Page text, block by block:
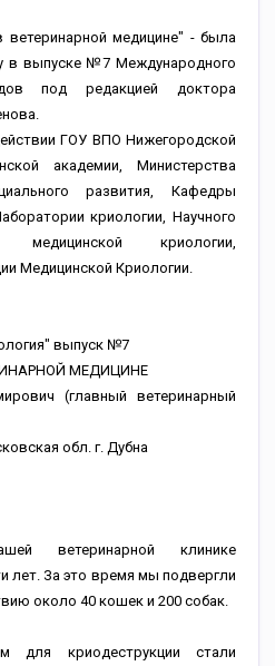
ветеринарной медицине" - была
в выпуске №7 Международного
под редакцией доктора
ГОУ ВПО Нижегородской
академии, Министерства
развития, Кафедры
криологии, Научного
медицинской криологии,
Медицинской Криологии.
выпуск №7
МЕДИЦИНЕ
(главный ветеринарный
обл. г. Дубна
ветеринарной клинике
лет. За это время мы подвергли
около 40 кошек и 200 собак.
для криодеструкции стали